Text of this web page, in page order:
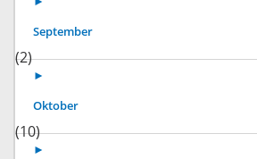
September
(2)
►
Oktober
(10)
►